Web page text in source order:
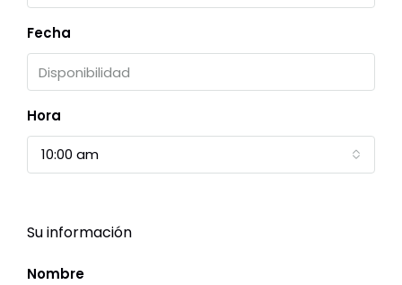
Fecha
Hora
10:00 am
Su información
Nombre